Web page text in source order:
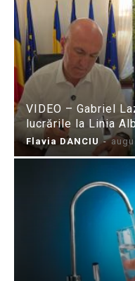
VIDEO – Gabriel
lucrările la Linia
Flavia DANCIU -